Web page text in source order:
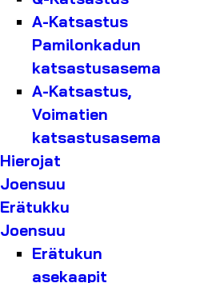
A-Katsastus
Pamilonkadun
katsastusasema
A-Katsastus,
Voimatien
katsastusasema
Hierojat
Joensuu
Erätukku
Joensuu
Erätukun
asekaapit